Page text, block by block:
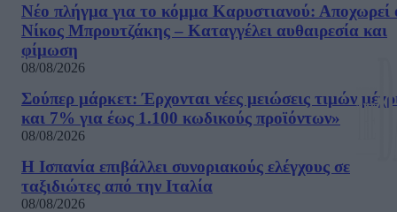
Νέο πλήγμα για το κόμμα Καρυστιανού: Αποχωρεί
Νίκος Μπρουτζάκης – Καταγγέλει αυθαιρεσία και
φίμωση
08/08/2026
Σούπερ μάρκετ: Έρχονται νέες μειώσεις τιμών
και 7% για έως 1.100 κωδικούς προϊόντων»
08/08/2026
Η Ισπανία επιβάλλει συνοριακούς ελέγχους σε
ταξιδιώτες από την Ιταλία
08/08/2026